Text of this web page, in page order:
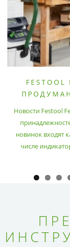
Новости Festool
новинок входят
числе